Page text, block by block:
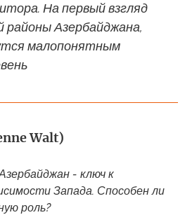
На первый взгляд
районы Азербайджана,
малопонятным
Walt)
- ключ к
Запада. Способен ли
роль?